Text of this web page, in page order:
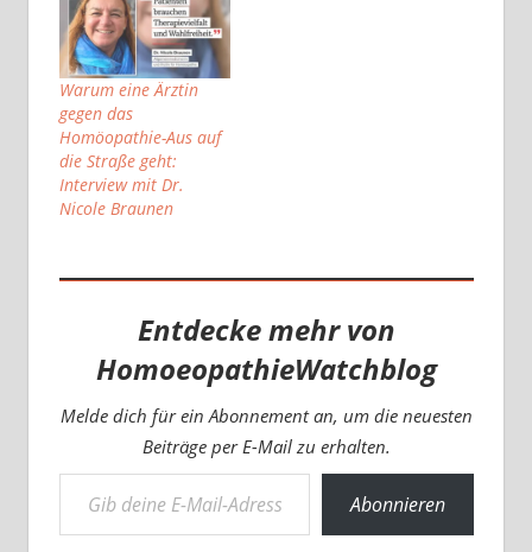
Warum eine Ärztin
gegen das
Homöopathie-Aus auf
die Straße geht:
Interview mit Dr.
Nicole Braunen
Entdecke mehr von
HomoeopathieWatchblog
Melde dich für ein Abonnement an, um die neuesten
Beiträge per E-Mail zu erhalten.
Gib deine E-Mail-Adresse ein ...
Abonnieren